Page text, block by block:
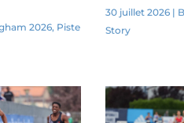
2026, Piste
30 juillet 2026|
Story